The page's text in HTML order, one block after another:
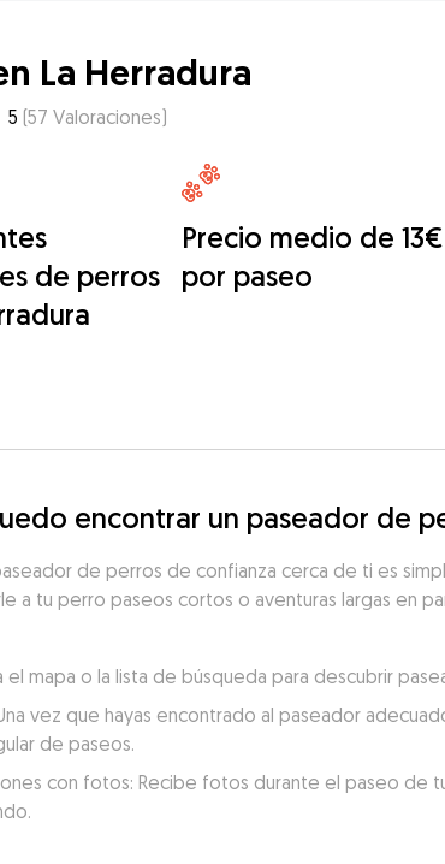
La Herradura
5 (57 Valoraciones)
de perros
Precio medio de 13€
por paseo
encontrar un paseador de
de perros de confianza cerca de ti es
a tu perro paseos cortos o aventuras largas en
el mapa o la lista de búsqueda para descubrir
vez que hayas encontrado al paseador
de paseos.
con fotos: Recibe fotos durante el paseo de